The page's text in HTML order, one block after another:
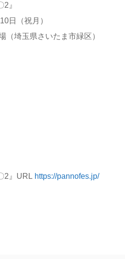
』
日（祝月）
（埼玉県さいたま市緑区）
2』URL https://pannofes.jp/